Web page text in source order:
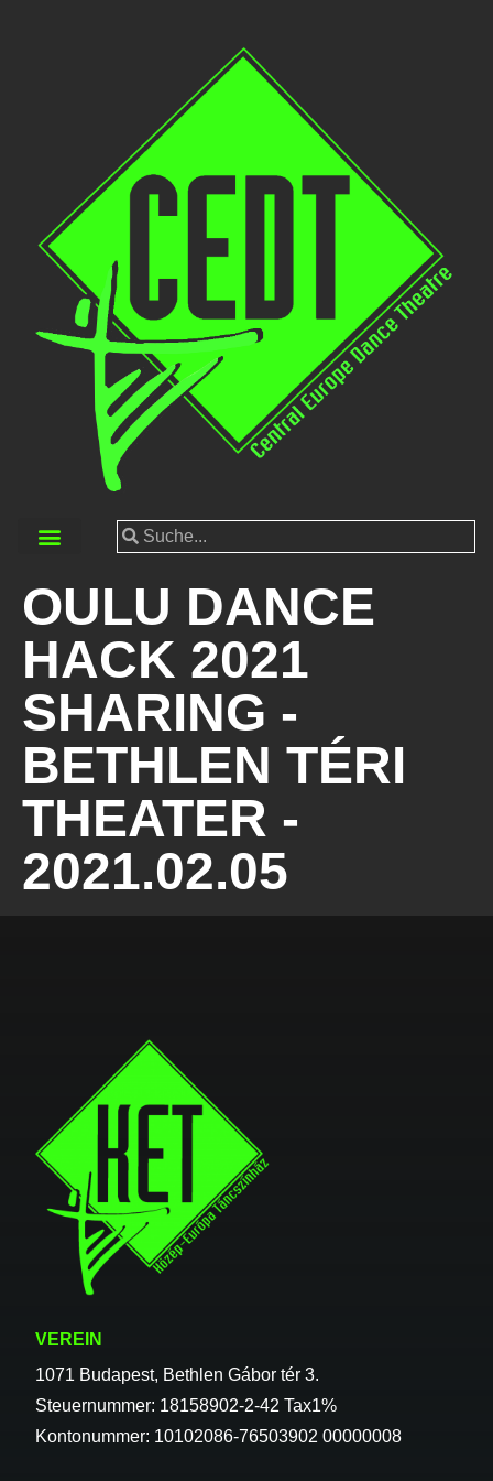
OULU DANCE
HACK 2021
SHARING -
BETHLEN TÉRI
THEATER -
2021.02.05
VEREIN
1071 Budapest, Bethlen Gábor tér 3.
Steuernummer: 18158902-2-42 Tax1%
Kontonummer: 10102086-76503902 00000008